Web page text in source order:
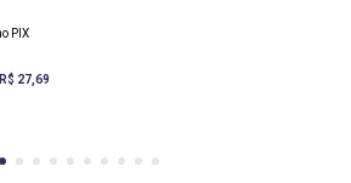
R$ 27, 69